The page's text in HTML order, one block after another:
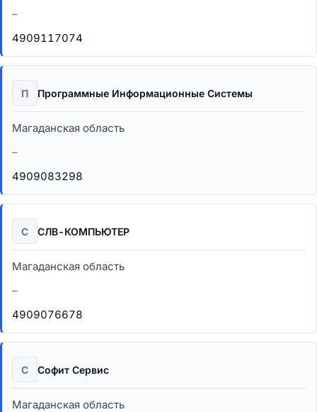
–
4909117074
П Программные Информационные Системы
Магаданская область
–
4909083298
С СЛВ-КОМПЬЮТЕР
Магаданская область
–
4909076678
С Софит Сервис
Магаданская область